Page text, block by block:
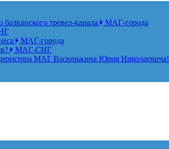
тревел-канала
МАГ-города
МАГ-города
МАГ-СНГ
МАГ Васюнькина Юрия Николаевича!